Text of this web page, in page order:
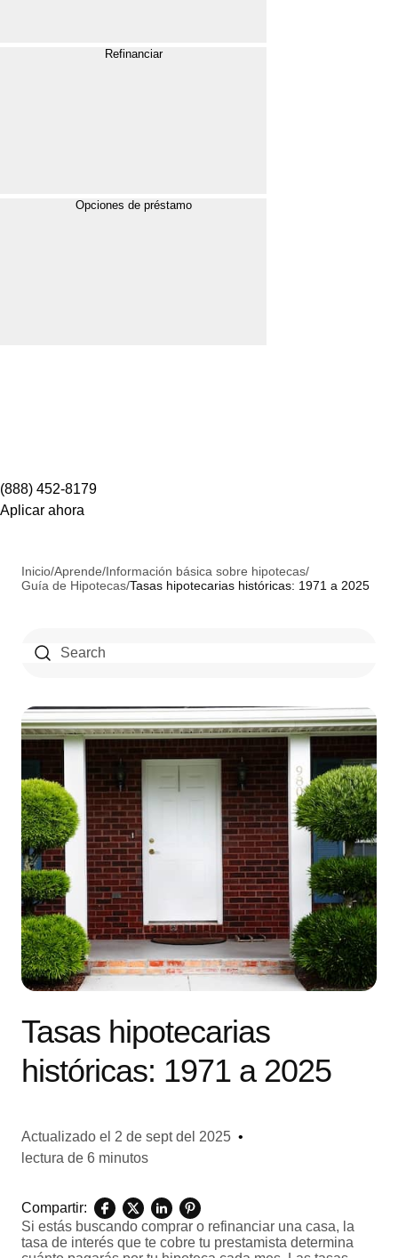
Refinanciar
Opciones de préstamo
(888) 452-8179
Aplicar ahora
Inicio/Aprende/Información básica sobre hipotecas/
Guía de Hipotecas/Tasas hipotecarias históricas: 1971 a 2025
Tasas hipotecarias
históricas: 1971 a 2025
Actualizado el 2 de sept del 2025 •
lectura de 6 minutos
Compartir:
Si estás buscando comprar o refinanciar una casa, la
tasa de interés que te cobre tu prestamista determina